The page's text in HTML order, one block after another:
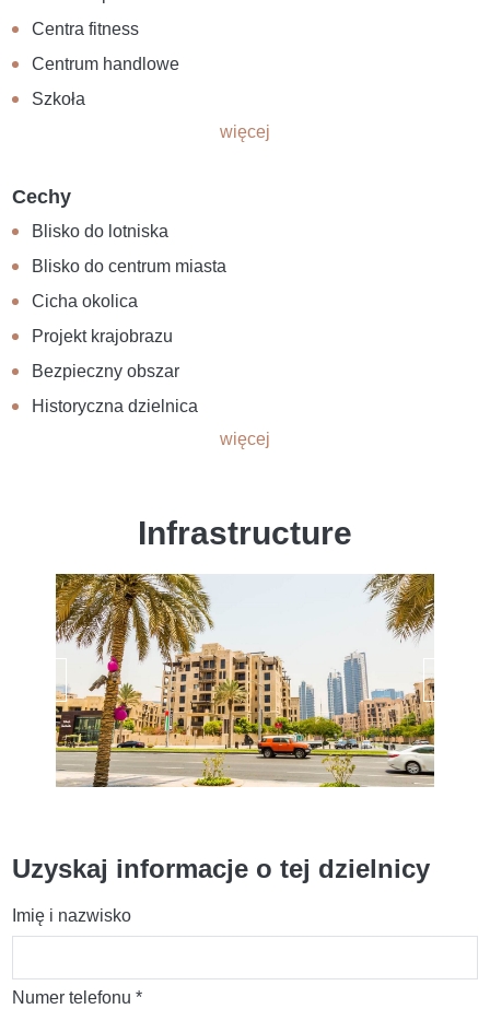
Centra fitness
Centrum handlowe
Szkoła
więcej
Cechy
Blisko do lotniska
Blisko do centrum miasta
Cicha okolica
Projekt krajobrazu
Bezpieczny obszar
Historyczna dzielnica
więcej
Infrastructure
Uzyskaj informacje o tej dzielnicy
Imię i nazwisko
Numer telefonu *